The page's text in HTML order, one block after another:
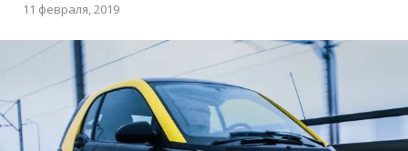
11 февраля, 2019